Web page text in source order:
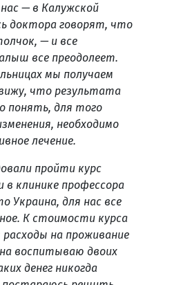
— в Калужской
доктора говорят, что
— и все
все преодолеет.
мы получаем
что результата
понять, для того
необходимо
лечение.
пройти курс
в клинике профессора
Украина, для нас все
К стоимости курса
на проживание
воспитываю двоих
денег никогда